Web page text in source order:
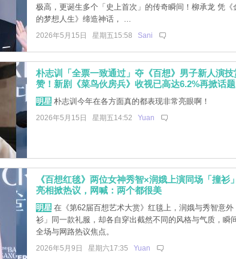
极高，更诞生多个「史上首次」的传奇瞬间！柳承龙 凭《
的梦想人生》缔造神话， ...
2026年5月15日 星期五15:58 Sani
朴志训「全票一致通过」夺《百想》男子新人演
赞！新剧《菜鸟伙房兵》收视已高达6.2%再掀话题
明星朴志训今年在各方面真的都表现非常亮眼啊！
2026年5月15日 星期五14:52 Yuan
《百想红毯》两位女神秀智×润娥上演同场「撞衫
亮相掀热议，网喊：两个都很美
明星在《第62届百想艺术大赏》红毯上，润娥与秀智意外
衫」同一款礼服，却各自穿出截然不同的风格与气质，瞬
全场与网路热议焦点。
2026年5月9日 星期六17:35 Yuan